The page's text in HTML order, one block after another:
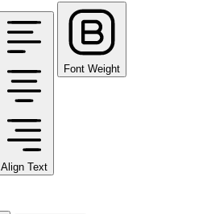
Align Text
Font Weight